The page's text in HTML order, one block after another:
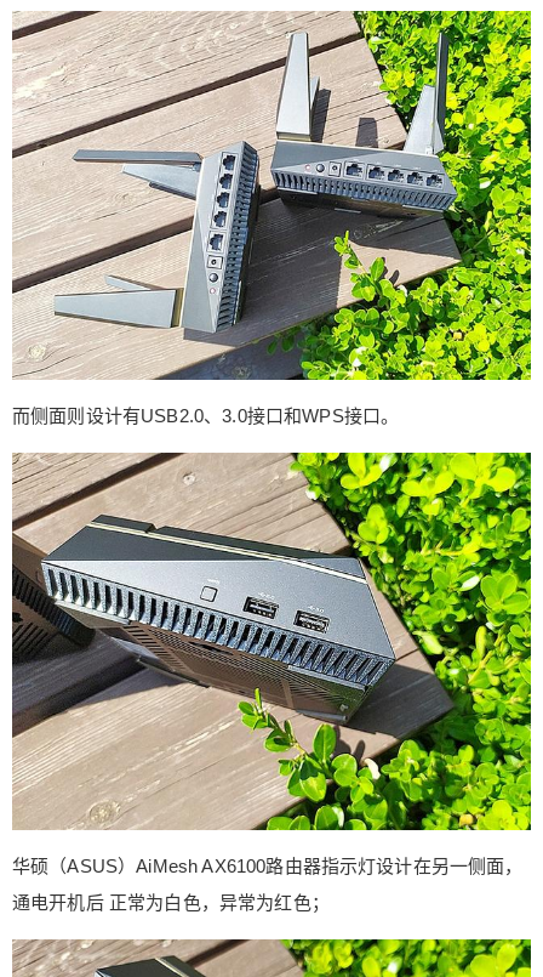
而侧面则设计有USB2.0、3.0接口和WPS接口。
华硕（ASUS）AiMesh AX6100路由器指示灯设计在另一侧面，
通电开机后 正常为白色，异常为红色；